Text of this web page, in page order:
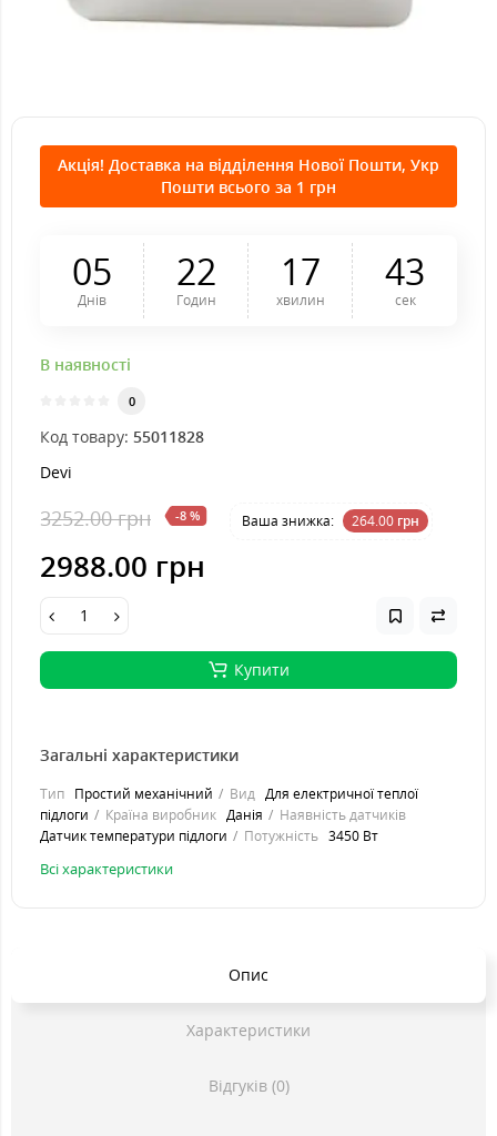
Акція! Доставка на відділення Нової Пошти, Укр
Пошти всього за 1 грн
05
Днів
22
Годин
17
хвилин
43
сек
В наявності
0
Код товару: 55011828
Devi
3252.00 грн -8 % Ваша знижка: 264.00 грн
2988.00 грн
Купити
Загальні характеристики
Тип Простий механічний Вид Для електричної теплої
підлоги
Країна виробник Данія
Наявність датчиків
Датчик температури підлоги
Потужність 3450 Вт
Всі характеристики
Опис
Характеристики
Відгуків (0)